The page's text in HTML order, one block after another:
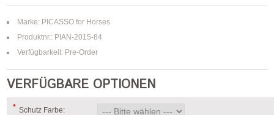
Marke: PICASSO for Horses
Produktnr.: PIAN-2015-84
Verfügbarkeit: Pre-Order
VERFÜGBARE OPTIONEN
* Schutz Farbe: